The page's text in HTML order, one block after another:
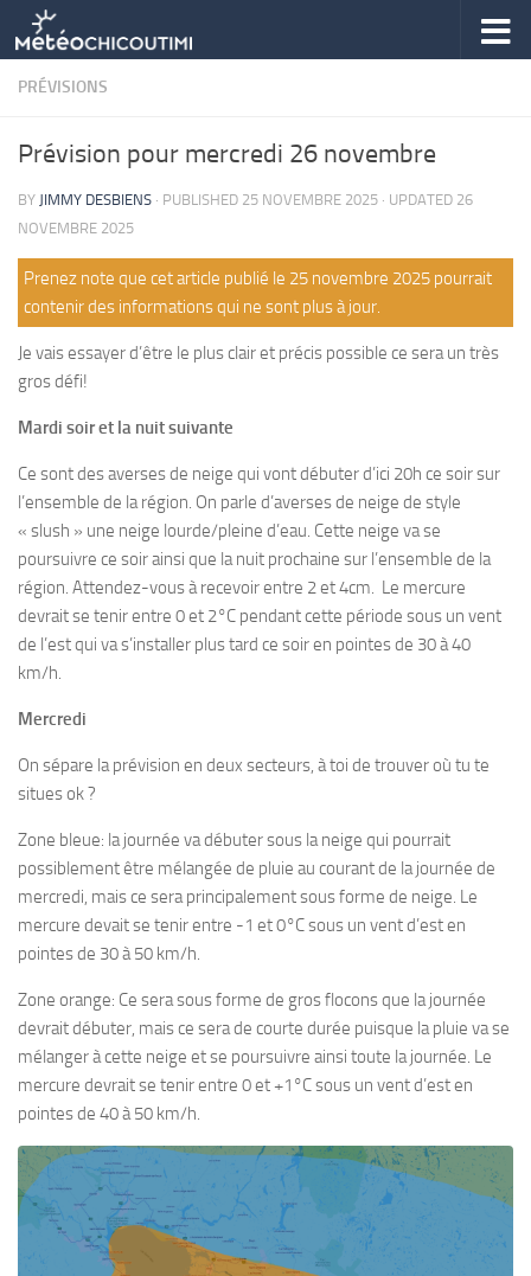
Skip to content
PRÉVISIONS
Prévision pour mercredi 26 novembre
BY JIMMY DESBIENS · PUBLISHED 25 NOVEMBRE 2025 · UPDATED 26
NOVEMBRE 2025
Prenez note que cet article publié le 25 novembre 2025 pourrait
contenir des informations qui ne sont plus à jour.
Je vais essayer d’être le plus clair et précis possible ce sera un très
gros défi!
Mardi soir et la nuit suivante
Ce sont des averses de neige qui vont débuter d’ici 20h ce soir sur
l’ensemble de la région. On parle d’averses de neige de style
« slush » une neige lourde/pleine d’eau. Cette neige va se
poursuivre ce soir ainsi que la nuit prochaine sur l’ensemble de la
région. Attendez-vous à recevoir entre 2 et 4cm. Le mercure
devrait se tenir entre 0 et 2°C pendant cette période sous un vent
de l’est qui va s’installer plus tard ce soir en pointes de 30 à 40
km/h.
Mercredi
On sépare la prévision en deux secteurs, à toi de trouver où tu te
situes ok ?
Zone bleue: la journée va débuter sous la neige qui pourrait
possiblement être mélangée de pluie au courant de la journée de
mercredi, mais ce sera principalement sous forme de neige. Le
mercure devait se tenir entre -1 et 0°C sous un vent d’est en
pointes de 30 à 50 km/h.
Zone orange: Ce sera sous forme de gros flocons que la journée
devrait débuter, mais ce sera de courte durée puisque la pluie va se
mélanger à cette neige et se poursuivre ainsi toute la journée. Le
mercure devrait se tenir entre 0 et +1°C sous un vent d’est en
pointes de 40 à 50 km/h.